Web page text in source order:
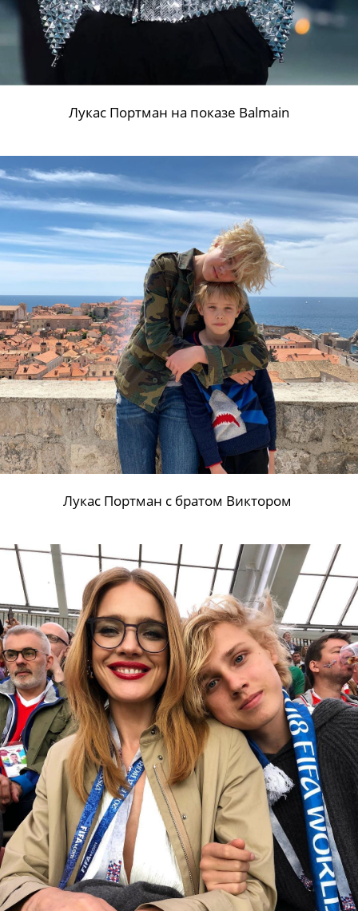
Лукас Портман на показе Balmain
Лукас Портман с братом Виктором